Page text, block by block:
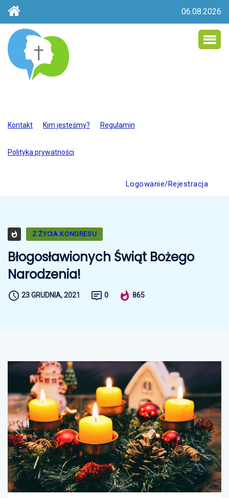
06.08.2026
Kontakt Kim jesteśmy? Regulamin
Polityka prywatności
Logowanie/Rejestracja
Z ŻYCIA KONGRESU
Błogosławionych Świąt Bożego
Narodzenia!
23 GRUDNIA, 2021 0 865